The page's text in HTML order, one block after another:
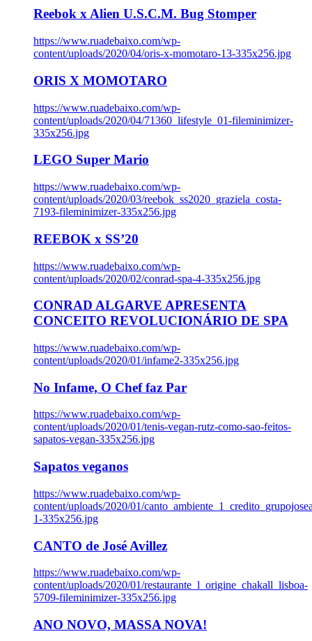
Reebok x Alien U.S.C.M. Bug Stomper
https://www.ruadebaixo.com/wp-
content/uploads/2020/04/oris-x-momotaro-13-335x256.jpg
ORIS X MOMOTARO
https://www.ruadebaixo.com/wp-
content/uploads/2020/04/71360_lifestyle_01-fileminimizer-
335x256.jpg
LEGO Super Mario
https://www.ruadebaixo.com/wp-
content/uploads/2020/03/reebok_ss2020_graziela_costa-
7193-fileminimizer-335x256.jpg
REEBOK x SS’20
https://www.ruadebaixo.com/wp-
content/uploads/2020/02/conrad-spa-4-335x256.jpg
CONRAD ALGARVE APRESENTA
CONCEITO REVOLUCIONÁRIO DE SPA
https://www.ruadebaixo.com/wp-
content/uploads/2020/01/infame2-335x256.jpg
No Infame, O Chef faz Par
https://www.ruadebaixo.com/wp-
content/uploads/2020/01/tenis-vegan-rutz-como-sao-feitos-
sapatos-vegan-335x256.jpg
Sapatos veganos
https://www.ruadebaixo.com/wp-
content/uploads/2020/01/
1-335x256.jpg
CANTO de José Avillez
https://www.ruadebaixo.com/wp-
content/uploads/2020/01/restaurante_l_origine_chakall_lisboa-
5709-fileminimizer-335x256.jpg
ANO NOVO, MASSA NOVA!